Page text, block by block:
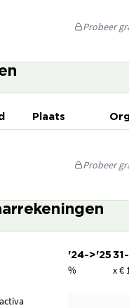
Probeer
Plaats
Probeer
'24->'25
% x €